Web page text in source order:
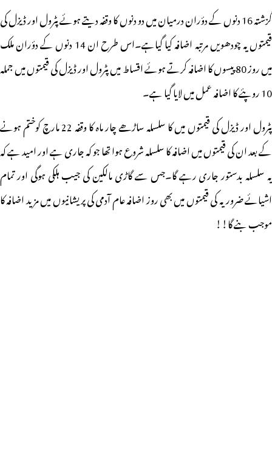
گزشتہ 16 دنوں کے دؤران درمیان میں دو دنوں کا وقفہ دیتے ہوئے پٹرول اور ڈیزل کی
قیمتوں یہ چودھویں مرتبہ اضافہ کیا گیاہے۔اس طرح ان 14 دنوں کے دؤران ملک
میں روز 80 پیسوں کا اضافہ کرتے ہوئے اقساط میں پٹرول اور ڈیزل کی قیمتوں میں جملہ
10 روپئے کا اضافہ عمل میں لایا گیا ہے۔
پٹرول اور ڈیزل کی قیمتوں میں کا سلسلہ ساڑھے چار ماہ کا وقفہ 22 مارچ کوختم ہونے
کے بعد ان کی قیمتوں میں اضافہ کا سلسلہ شروع ہوا تھا جو کہ جاری ہے اور امید ہے کہ
یہ سلسلہ بدستور جاری رہے گا۔جس سے گاڑی مالکین کی جیب ہلکی ہوگی اور تمام
اشیائے ضروریہ کی قیمتوں میں بھی روز اضافہ عام آدمی کی پریشانیوں میں مزید اضافہ کا
موجب بنے گا!!